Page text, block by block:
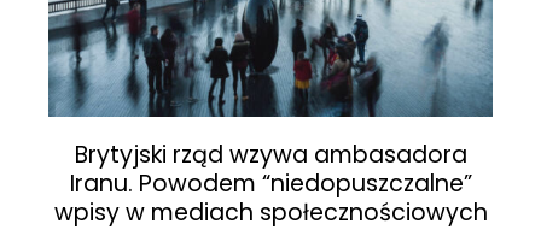
Brytyjski rząd wzywa ambasadora
Iranu. Powodem “niedopuszczalne”
wpisy w mediach społecznościowych